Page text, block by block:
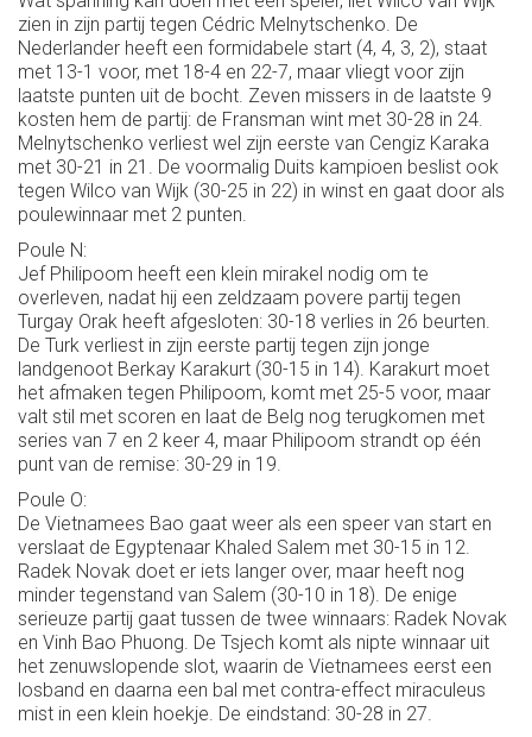
zien in zijn partij tegen Cédric Melnytschenko. De
Nederlander heeft een formidabele start (4, 4, 3, 2), staat
met 13-1 voor, met 18-4 en 22-7, maar vliegt voor zijn
laatste punten uit de bocht. Zeven missers in de laatste 9
kosten hem de partij: de Fransman wint met 30-28 in 24.
Melnytschenko verliest wel zijn eerste van Cengiz Karaka
met 30-21 in 21. De voormalig Duits kampioen beslist ook
tegen Wilco van Wijk (30-25 in 22) in winst en gaat door als
poulewinnaar met 2 punten.
Poule N:
Jef Philipoom heeft een klein mirakel nodig om te
overleven, nadat hij een zeldzaam povere partij tegen
Turgay Orak heeft afgesloten: 30-18 verlies in 26 beurten.
De Turk verliest in zijn eerste partij tegen zijn jonge
landgenoot Berkay Karakurt (30-15 in 14). Karakurt moet
het afmaken tegen Philipoom, komt met 25-5 voor, maar
valt stil met scoren en laat de Belg nog terugkomen met
series van 7 en 2 keer 4, maar Philipoom strandt op één
punt van de remise: 30-29 in 19.
Poule O:
De Vietnamees Bao gaat weer als een speer van start en
verslaat de Egyptenaar Khaled Salem met 30-15 in 12.
Radek Novak doet er iets langer over, maar heeft nog
minder tegenstand van Salem (30-10 in 18). De enige
serieuze partij gaat tussen de twee winnaars: Radek Novak
en Vinh Bao Phuong. De Tsjech komt als nipte winnaar uit
het zenuwslopende slot, waarin de Vietnamees eerst een
losband en daarna een bal met contra-effect miraculeus
mist in een klein hoekje. De eindstand: 30-28 in 27.